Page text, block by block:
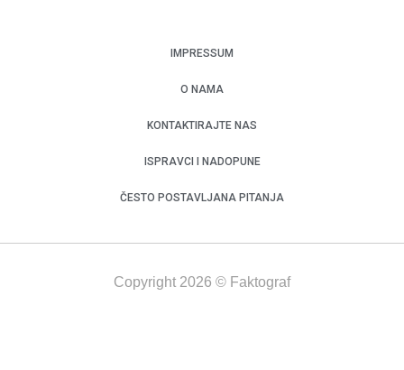
IMPRESSUM
O NAMA
KONTAKTIRAJTE NAS
ISPRAVCI I NADOPUNE
ČESTO POSTAVLJANA PITANJA
Copyright 2026 © Faktograf